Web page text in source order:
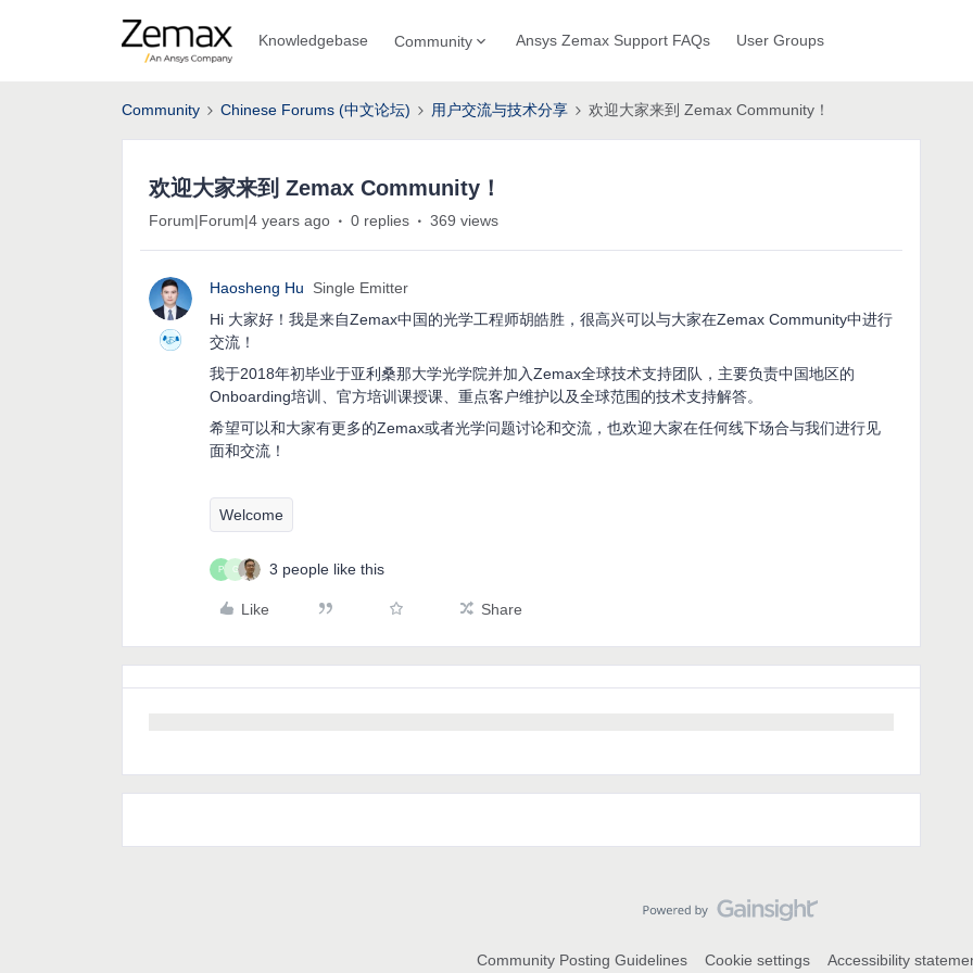
Knowledgebase Community Ansys Zemax Support FAQs User Groups
Community Chinese Forums (中文论坛) 用户交流与技术分享 欢迎大家来到 Zemax Community！
欢迎大家来到 Zemax Community！
Forum|Forum|4 years ago 0 replies 369 views
Haosheng Hu
Single Emitter
Hi 大家好！我是来自Zemax中国的光学工程师胡皓胜，很高兴可以与大家在Zemax Community中进行
交流！
我于2018年初毕业于亚利桑那大学光学院并加入Zemax全球技术支持团队，主要负责中国地区的
Onboarding培训、官方培训课授课、重点客户维护以及全球范围的技术支持解答。
希望可以和大家有更多的Zemax或者光学问题讨论和交流，也欢迎大家在任何线下场合与我们进行见
面和交流！
Welcome
P G 3 people like this
Like Share
Community Posting Guidelines Cookie settings Accessibility